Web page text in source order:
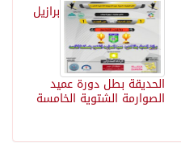
برازيل
الحديقة بطل دورة عميد
الصوارمة الشتوية الخامسة